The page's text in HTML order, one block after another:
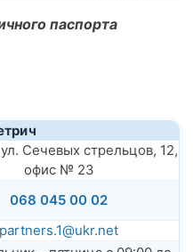
паспорта
Сечевых стрельцов, 12,
офис № 23
068 045 00 02
partners.1@ukr.net